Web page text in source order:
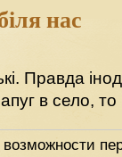
нас
Правда
в село, то